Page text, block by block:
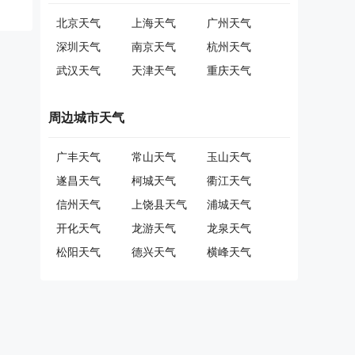
北京天气 上海天气
广州天气
深圳天气
南京天气
杭州天气
武汉天气
天津天气 重庆天气
周边城市天气
广丰天气 常山天气
玉山天气
遂昌天气
柯城天气
衢江天气
信州天气
上饶县天气
浦城天气
开化天气
龙游天气
龙泉天气
松阳天气
德兴天气 横峰天气